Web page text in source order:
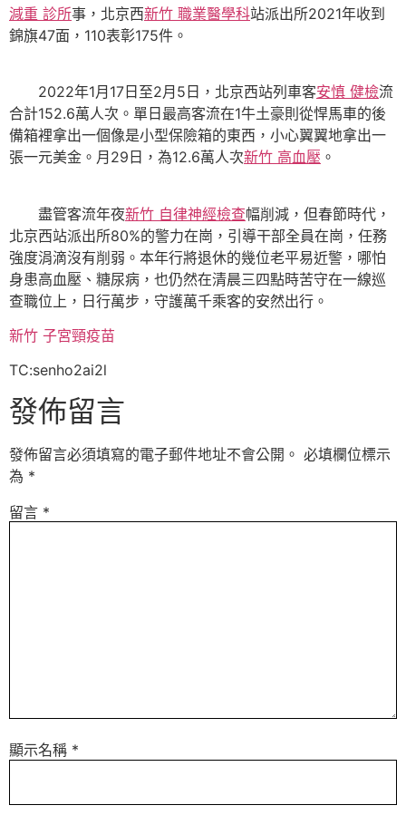
減重 診所事，北京西新竹 職業醫學科站派出所2021年收到
錦旗47面，110表彰175件。
2022年1月17日至2月5日，北京西站列車客安慎 健檢流
合計152.6萬人次。單日最高客流在1牛土豪則從悍馬車的後
備箱裡拿出一個像是小型保險箱的東西，小心翼翼地拿出一
張一元美金。月29日，為12.6萬人次新竹 高血壓 。
盡管客流年夜新竹 自律神經檢查幅削減，但春節時代，
北京西站派出所80%的警力在崗，引導干部全員在崗，任務
強度涓滴沒有削弱。本年行將退休的幾位老平易近警，哪怕
身患高血壓、糖尿病，也仍然在清晨三四點時苦守在一線巡
查職位上，日行萬步，守護萬千乘客的安然出行。
新竹 子宮頸疫苗
TC:senho2ai2l
發佈留言
發佈留言必須填寫的電子郵件地址不會公開。 必填欄位標示
為 *
留言 *
顯示名稱 *